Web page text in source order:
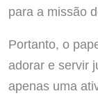
para a missão
Portanto, o
adorar e servir
apenas uma